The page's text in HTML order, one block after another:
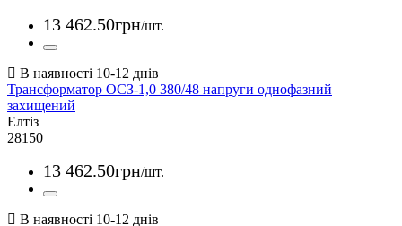
13 462.50грн/шт.
Трансформатор ОСЗ-1,0 380/48 напруги однофазний
захищений
Елтіз
28150
13 462.50грн/шт.